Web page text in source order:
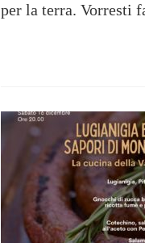
per la terra. Vorresti